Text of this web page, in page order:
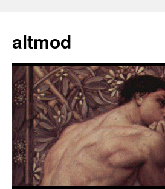
springen
altmod